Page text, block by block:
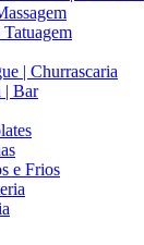
| Churrascaria
| Bar
e Frios